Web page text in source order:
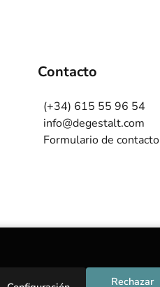
Contacto
(+34) 615 55 96 54
info@degestalt.com
Formulario de contacto
Rechazar